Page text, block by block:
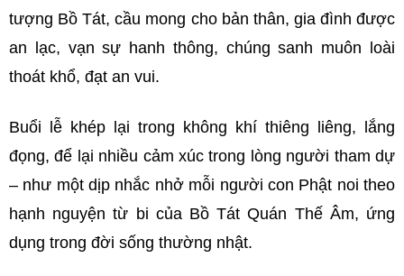
tượng Bồ Tát, cầu mong cho bản thân, gia đình được
an lạc, vạn sự hanh thông, chúng sanh muôn loài
thoát khổ, đạt an vui.
Buổi lễ khép lại trong không khí thiêng liêng, lắng
đọng, để lại nhiều cảm xúc trong lòng người tham dự
– như một dịp nhắc nhở mỗi người con Phật noi theo
hạnh nguyện từ bi của Bồ Tát Quán Thế Âm, ứng
dụng trong đời sống thường nhật.